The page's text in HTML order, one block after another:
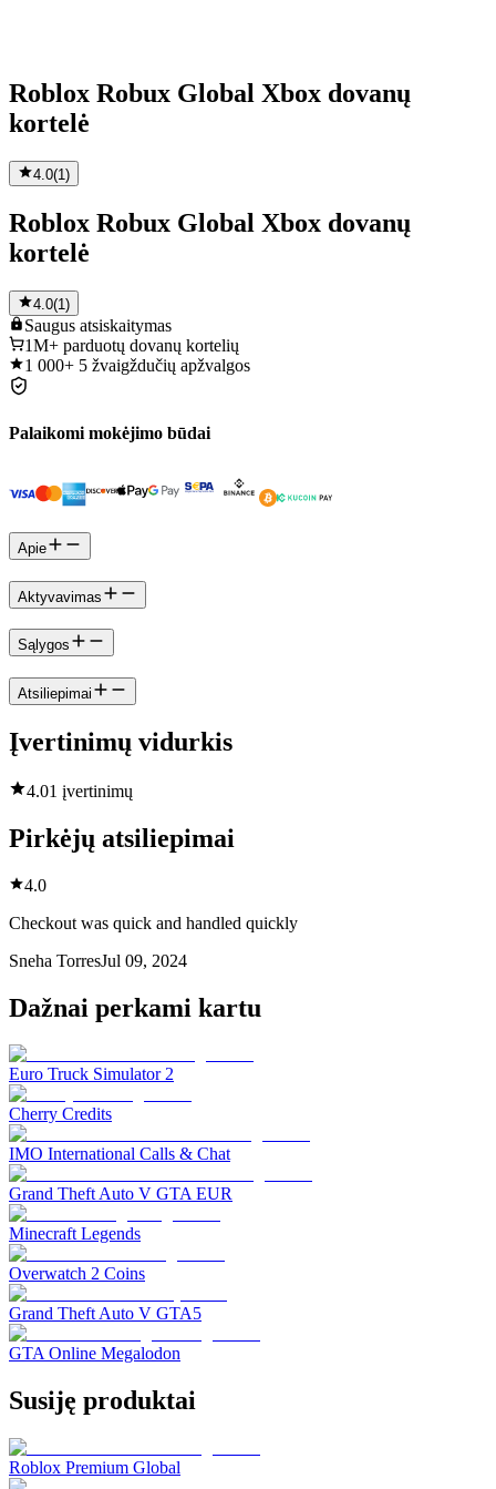
Roblox Robux Global Xbox dovanų
kortelė
4.0(1 )
Roblox Robux Global Xbox dovanų
kortelė
4.0(1)
Saugus atsiskaitymas
1M+ parduotų dovanų kortelių
1 000+ 5 žvaigždučių apžvalgos
Palaikomi mokėjimo būdai
Apie
Aktyvavimas
Sąlygos
Atsiliepimai
Įvertinimų vidurkis
4.01 įvertinimų
Pirkėjų atsiliepimai
4.0
Checkout was quick and handled quickly
Sneha TorresJul 09, 2024
Dažnai perkami kartu
Euro Truck Simulator 2
Cherry Credits
IMO International Calls & Chat
Grand Theft Auto V GTA EUR
Minecraft Legends
Overwatch 2 Coins
Grand Theft Auto V GTA5
GTA Online Megalodon
Susiję produktai
Roblox Premium Global